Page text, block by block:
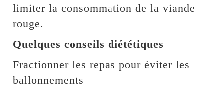
limiter la consommation de la viande
rouge.
Quelques conseils diététiques
Fractionner les repas pour éviter les
ballonnements